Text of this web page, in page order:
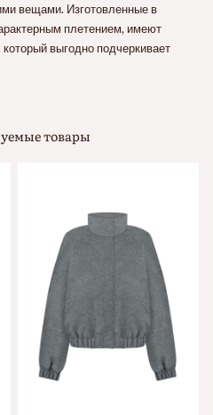
вещами. Изготовленные в
плетением, имеют
выгодно подчеркивает
товары